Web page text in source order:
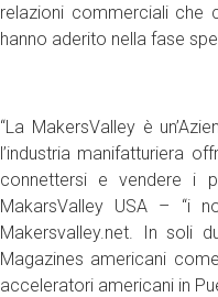
relazioni commerciali che
hanno aderito nella fase
“La MakersValley è
l’industria manifatturiera
connettersi e vendere i
MakarsValley USA – “i
Makersvalley.net. In soli
Magazines americani
acceleratori americani in